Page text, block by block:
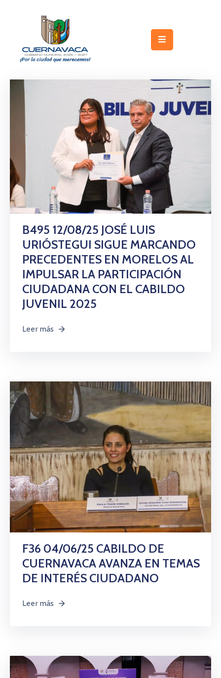
Gobierno
Turismo
Servicios
Licitaciones
Transparencia
Directorio
B495 12/08/25 JOSÉ LUIS
URIÓSTEGUI SIGUE MARCANDO
PRECEDENTES EN MORELOS AL
IMPULSAR LA PARTICIPACIÓN
CIUDADANA CON EL CABILDO
JUVENIL 2025
Leer más
F36 04/06/25 CABILDO DE
CUERNAVACA AVANZA EN TEMAS
DE INTERÉS CIUDADANO
Leer más